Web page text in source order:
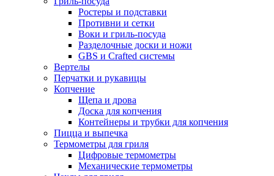
Ростеры и подставки
Противни и сетки
Воки и гриль-посуда
Разделочные доски и ножи
GBS и Crafted системы
Вертелы
Перчатки и рукавицы
Копчение
Щепа и дрова
Доска для копчения
Контейнеры и трубки для копчения
Пицца и выпечка
Термометры для гриля
Цифровые термометры
Механические термометры